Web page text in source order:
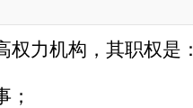
力机构，其职权是：
；